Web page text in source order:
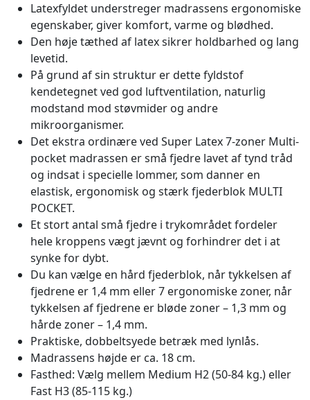
Latexfyldet understreger madrassens ergonomiske
egenskaber, giver komfort, varme og blødhed.
Den høje tæthed af latex sikrer holdbarhed og lang
levetid.
På grund af sin struktur er dette fyldstof
kendetegnet ved god luftventilation, naturlig
modstand mod støvmider og andre
mikroorganismer.
Det ekstra ordinære ved Super Latex 7-zoner Multi-
pocket madrassen er små fjedre lavet af tynd tråd
og indsat i specielle lommer, som danner en
elastisk, ergonomisk og stærk fjederblok MULTI
POCKET.
Et stort antal små fjedre i trykområdet fordeler
hele kroppens vægt jævnt og forhindrer det i at
synke for dybt.
Du kan vælge en hård fjederblok, når tykkelsen af ​​
fjedrene er 1,4 mm eller 7 ergonomiske zoner, når
tykkelsen af ​​fjedrene er bløde zoner – 1,3 mm og
hårde zoner – 1,4 mm.
Praktiske, dobbeltsyede betræk med lynlås.
Madrassens højde er ca. 18 cm.
Fasthed: Vælg mellem Medium H2 (50-84 kg.) eller
Fast H3 (85-115 kg.)